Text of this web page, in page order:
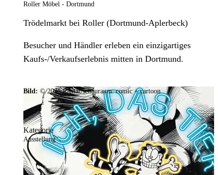
Roller Möbel - Dortmund
Trödelmarkt bei Roller (Dortmund-Aplerbeck)
Besucher und Händler erleben ein einzigartiges
Kaufs-/Verkaufserlebnis mitten in Dortmund.
Bild: © 2025 Ramar/schauraum: comic + cartoon
Kategorie
Ausstellung